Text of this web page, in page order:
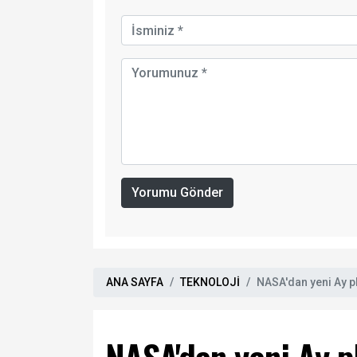
Yorumu Gönder
ANA SAYFA TEKNOLOJİ NASA'dan yeni Ay